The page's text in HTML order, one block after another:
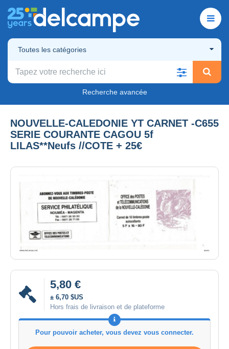
Toutes les catégories
Recherche avancée
NOUVELLE-CALEDONIE YT CARNET -C655
SERIE COURANTE CAGOU 5f
LILAS**Neufs //COTE + 25€
5,80 €
± 6,70 $US
Hors frais de livraison et de plateforme
Pour pouvoir acheter, vous devez vous connecter.